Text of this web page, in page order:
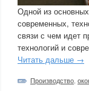
Одной из
современных,
связи с чем идет
технологий и
Читать дальше →
Производство